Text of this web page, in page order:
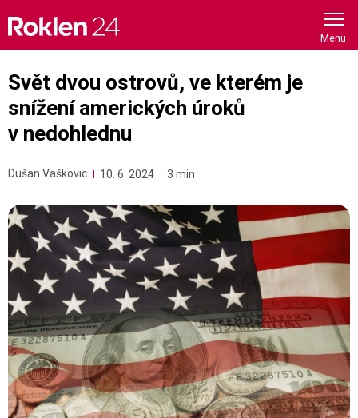
content
Svět dvou ostrovů, ve kterém je
snížení amerických úroků
v nedohlednu
Dušan Vaškovic 10. 6. 2024 3 min